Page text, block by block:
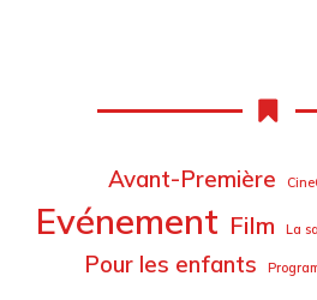
Avant-Première
Evénement Film La
Pour les enfants